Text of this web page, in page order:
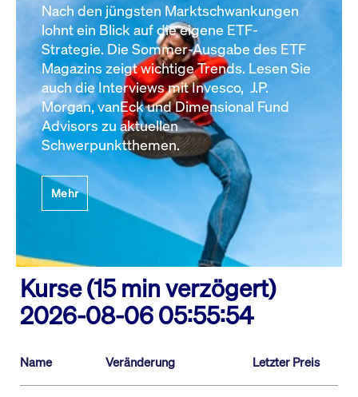
Nach den jüngsten Marktschwankungen
lohnt ein Blick auf die eigene ETF-
Strategie. Die Sommer-Ausgabe des ETF
Magazins zeigt wichtige Trends. Lesen Sie
auch die Interviews mit Invesco, J.P.
Morgan, vanEck und Dimensional Fund
Advisors zu aktuellen
Schwerpunktthemen.
Mehr
Kurse (15 min verzögert)
2026-08-06 05:55:54
Name Veränderung Letzter Preis